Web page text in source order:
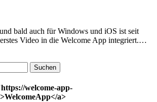
bald auch für Windows und iOS ist seit
Video in die Welcome App integriert.…
welcome-app-
a>